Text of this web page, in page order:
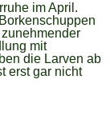
im April.
mit
die Larven ab
erst gar nicht